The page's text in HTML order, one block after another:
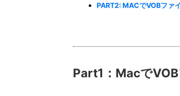
PART2: MACでVOBファ
Part1：Macで